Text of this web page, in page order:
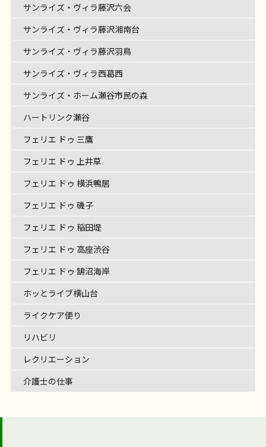
サンライズ・ヴィラ藤沢六会
サンライズ・ヴィラ藤沢湘南台
サンライズ・ヴィラ藤沢羽鳥
サンライズ・ヴィラ西葛西
サンライズ・ホーム瀬谷市民の森
ハートリンク瀬谷
フェリエ ドゥ 三鷹
フェリエ ドゥ 上井草
フェリエ ドゥ 横浜鴨居
フェリエ ドゥ 磯子
フェリエ ドゥ 稲田堤
フェリエ ドゥ 高座渋谷
フェリエ ドゥ 鵠沼海岸
ホッとライブ横山台
ライクケア便り
リハビリ
レクリエーション
介護士の仕事